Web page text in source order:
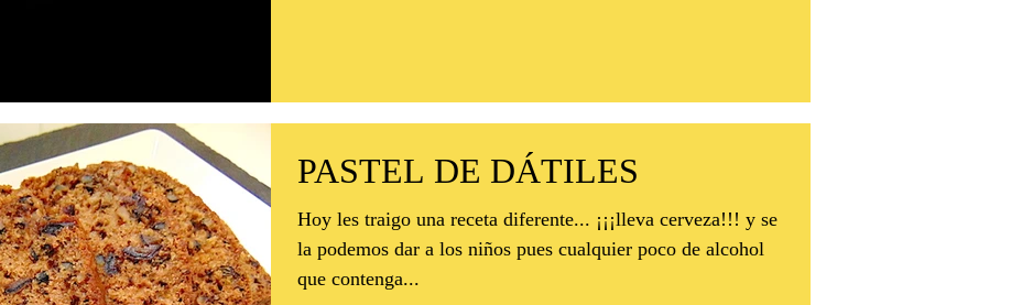
PASTEL DE DÁTILES
Hoy les traigo una receta diferente... ¡¡¡lleva cerveza!!! y se
la podemos dar a los niños pues cualquier poco de alcohol
que contenga...